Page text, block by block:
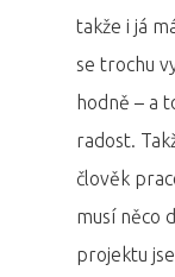
takže i já
se trochu
hodně – a
radost.
člověk
musí něco
projektu